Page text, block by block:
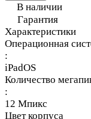
В наличии
Гарантия
Характеристики
Операционная
:
iPadOS
Количество
:
12 Мпикс
Цвет корпуса